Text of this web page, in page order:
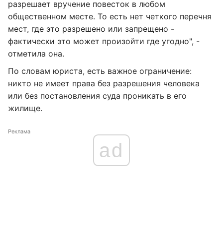
разрешает вручение повесток в любом
общественном месте. То есть нет четкого перечня
мест, где это разрешено или запрещено -
фактически это может произойти где угодно", -
отметила она.
По словам юриста, есть важное ограничение:
никто не имеет права без разрешения человека
или без постановления суда проникать в его
жилище.
Реклама
ad